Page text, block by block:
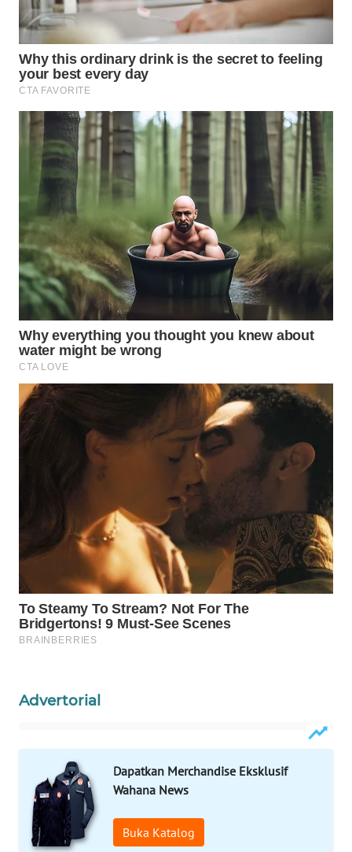
Advertorial
Dapatkan Merchandise Eksklusif
Wahana News
Buka Katalog
WAHANANEWS
ID
WAHANANEWS
CO ID
WAHANANEWS
NET
WAHANA
WAHANA
UMKM
WAHANA
SELEB
WAHANA
PERSONA
WAHANA
OTOMOTIF
WAHANA
DESA
LAPAK
WAHANA
MASYARAKAT
KELISTRIKAN
WALINKI